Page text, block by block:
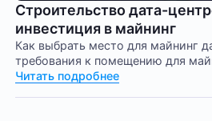
Строительство дата-
инвестиция в майнинг
Как выбрать место для майнинг
требования к помещению для
электроснабжение майнинг дата-
Читать подробнее